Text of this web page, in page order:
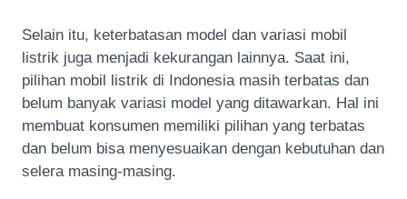
Selain itu, keterbatasan model dan variasi mobil
listrik juga menjadi kekurangan lainnya. Saat ini,
pilihan mobil listrik di Indonesia masih terbatas dan
belum banyak variasi model yang ditawarkan. Hal ini
membuat konsumen memiliki pilihan yang terbatas
dan belum bisa menyesuaikan dengan kebutuhan dan
selera masing-masing.